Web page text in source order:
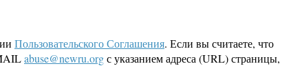
Пользовательского Соглашения. Если вы считаете, что
abuse@newru.orgс указанием адреса (URL) страницы,